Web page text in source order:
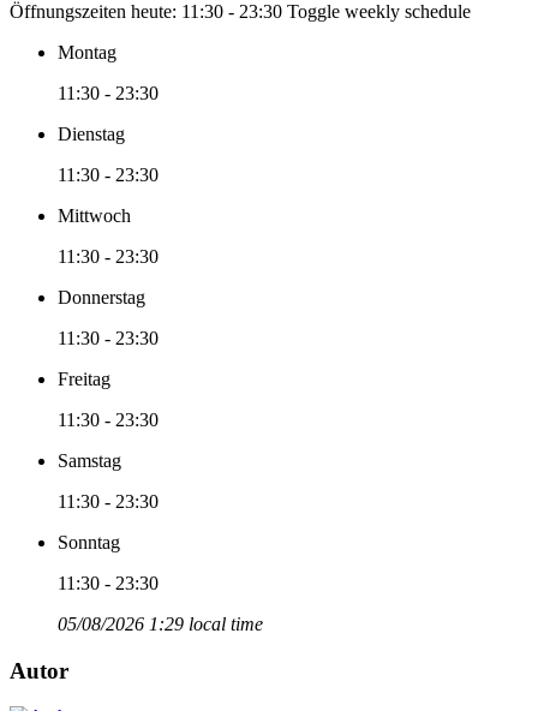
Öffnungszeiten heute: 11:30 - 23:30 Toggle weekly schedule
Montag
11:30 - 23:30
Dienstag
11:30 - 23:30
Mittwoch
11:30 - 23:30
Donnerstag
11:30 - 23:30
Freitag
11:30 - 23:30
Samstag
11:30 - 23:30
Sonntag
11:30 - 23:30
05/08/2026 1:29 local time
Autor